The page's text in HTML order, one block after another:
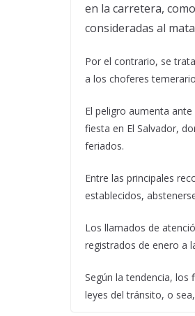
en la carretera,
consideradas al
Por el contrario, se
a los choferes
El peligro aumenta
fiesta en El Salvador,
feriados.
Entre las principales
establecidos,
Los llamados de
registrados de enero a
Según la tendencia, los
leyes del tránsito, o sea,